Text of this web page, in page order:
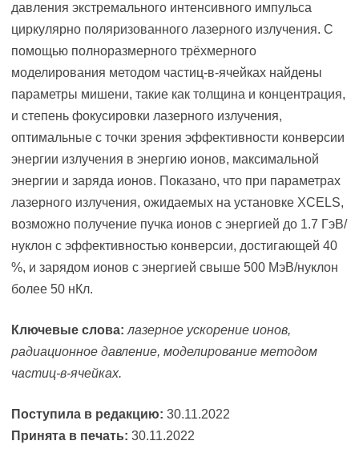
давления экстремального интенсивного импульса
циркулярно поляризованного лазерного излучения. С
помощью полноразмерного трёхмерного
моделирования методом частиц-в-ячейках найдены
параметры мишени, такие как толщина и концентрация,
и степень фокусировки лазерного излучения,
оптимальные с точки зрения эффективности конверсии
энергии излучения в энергию ионов, максимальной
энергии и заряда ионов. Показано, что при параметрах
лазерного излучения, ожидаемых на установке XCELS,
возможно получение пучка ионов с энергией до 1.7 ГэВ/
нуклон с эффективностью конверсии, достигающей 40
%, и зарядом ионов с энергией свыше 500 МэВ/нуклон
более 50 нКл.
Ключевые слова: лазерное ускорение ионов,
радиационное давление, моделирование методом
частиц-в-ячейках.
Поступила в редакцию: 30.11.2022
Принята в печать: 30.11.2022